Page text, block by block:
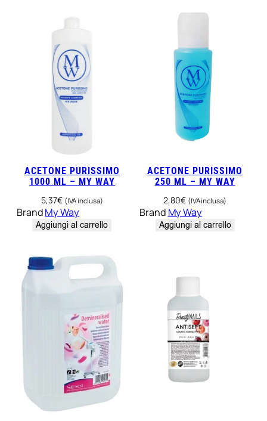
ACETONE PURISSIMO
1000 ML – MY WAY
5,37€ (IVA inclusa)
BrandMy Way
Aggiungi al carrello
ACETONE PURISSIMO
250 ML – MY WAY
2,80€ (IVA inclusa)
Brand My Way
Aggiungi al carrello